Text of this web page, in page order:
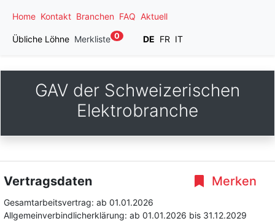
Home Kontakt Branchen FAQ Aktuell
Übliche Löhne Merkliste 0 DE FR IT
GAV der Schweizerischen
Elektrobranche
Merken
Vertragsdaten
Gesamtarbeitsvertrag: ab 01.01.2026
Allgemeinverbindlicherklärung: ab 01.01.2026 bis 31.12.2029